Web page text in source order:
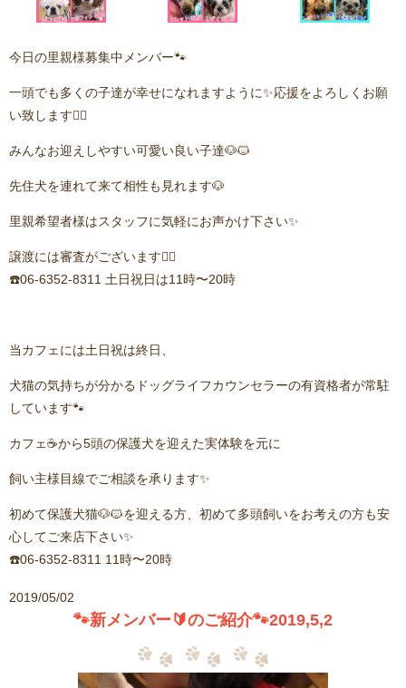
今日の里親様募集中メンバー🐾
一頭でも多くの子達が幸せになれますように✨応援をよろしくお願
い致します🙇‍♂️
みんなお迎えしやすい可愛い良い子達🐶🐱
先住犬を連れて来て相性も見れます🐶
里親希望者様はスタッフに気軽にお声かけ下さい✨
譲渡には審査がございます🙇‍♂️
☎️06-6352-8311 土日祝日は11時〜20時
当カフェには土日祝は終日、
犬猫の気持ちが分かるドッグライフカウンセラーの有資格者が常駐
しています🐾
カフェ☕️から5頭の保護犬を迎えた実体験を元に
飼い主様目線でご相談を承ります✨
初めて保護犬猫🐶🐱を迎える方、初めて多頭飼いをお考えの方も安
心してご来店下さい✨
☎️06-6352-8311 11時〜20時
2019/05/02
🐾新メンバー🔰のご紹介🐾2019,5,2